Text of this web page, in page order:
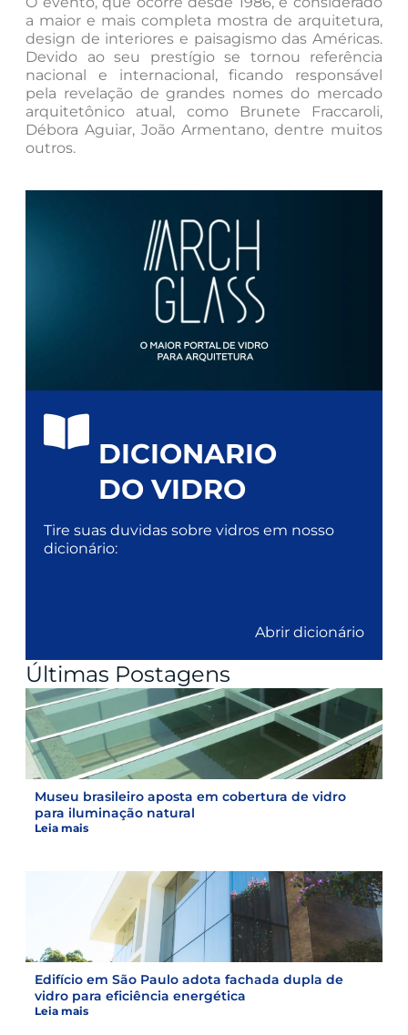
a maior e mais completa mostra de arquitetura,
design de interiores e paisagismo das Américas.
Devido ao seu prestígio se tornou referência
nacional e internacional, ficando responsável
pela revelação de grandes nomes do mercado
arquitetônico atual, como Brunete Fraccaroli,
Débora Aguiar, João Armentano, dentre muitos
outros.
DICIONARIO
DO VIDRO
Tire suas duvidas sobre vidros em nosso
dicionário:
Abrir dicionário
Últimas Postagens
Museu brasileiro aposta em cobertura de vidro
para iluminação natural
Leia mais
Edifício em São Paulo adota fachada dupla de
vidro para eficiência energética
Leia mais